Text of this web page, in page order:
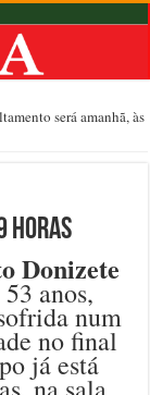
será amanhã, às
horas
Donizete
anos,
num
no final
já está